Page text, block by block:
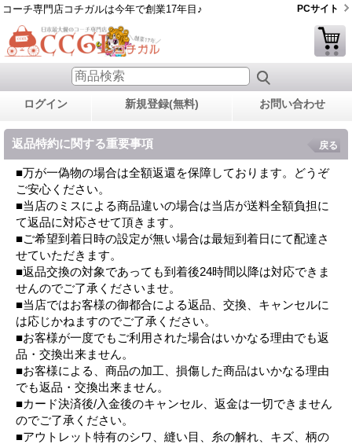
コーチ専門店コチガルは今年で創業17年目♪ PCサイト
ログイン 新規登録(無料) お問い合わせ
返品特約に関する重要事項 戻る
■万が一偽物の場合は全額返還を保障しております。どうぞ
ご安心ください。
■当店のミスによる商品違いの場合は当店が送料全額負担に
て返品に対応させて頂きます。
■ご希望到着日時の設定が無い場合は最短到着日にて配達さ
せていただきます。
■返品交換の対象であっても到着後24時間以降は対応できま
せんのでご了承くださいませ。
■当店ではお客様の御都合による返品、交換、キャンセルに
は応じかねますのでご了承ください。
■お客様が一度でもご利用された場合はいかなる理由でも返
品・交換出来ません。
■お客様による、商品の加工、損傷した商品はいかなる理由
でも返品・交換出来ません。
■カード決済後/入金後のキャンセル、返金は一切できません
のでご了承ください。
■アウトレット特有のシワ、縫い目、糸の解れ、キズ、柄の